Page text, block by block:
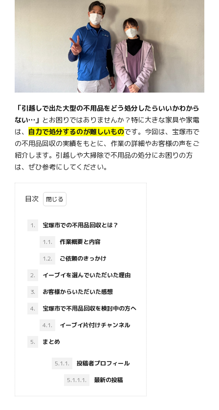
「引越しで出た大型の不用品をどう処分したらいいかわから
ない…」 とお困りではありませんか？特に大きな家具や家電
は、 自力で処分するのが難しいものです。今回は、宝塚市で
の不用品回収の実績をもとに、作業の詳細やお客様の声をご
紹介します。引越しや大掃除で不用品の処分にお困りの方
は、ぜひ参考にしてください。
目次
1.
宝塚市での不用品回収とは？
1.1.
作業概要と内容
1.2.
ご依頼のきっかけ
2.
イーブイを選んでいただいた理由
3.
お客様からいただいた感想
4.
宝塚市で不用品回収を検討中の方へ
4.1.
イーブイ片付けチャンネル
5.
まとめ
5.1.1.
投稿者プロフィール
5.1.1.1.
最新の投稿